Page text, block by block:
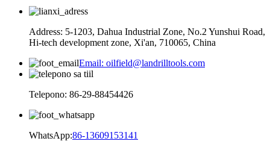
Address: 5-1203, Dahua Industrial Zone, No.2 Yunshui Road,
Hi-tech development zone, Xi'an, 710065, China
Email: oilfield@landrilltools.com
Telepono: 86-29-88454426
WhatsApp:86-13609153141